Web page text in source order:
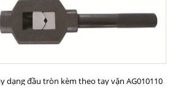
MUA HÀNG
dạng đầu tròn kèm theo tay vặn AG010110